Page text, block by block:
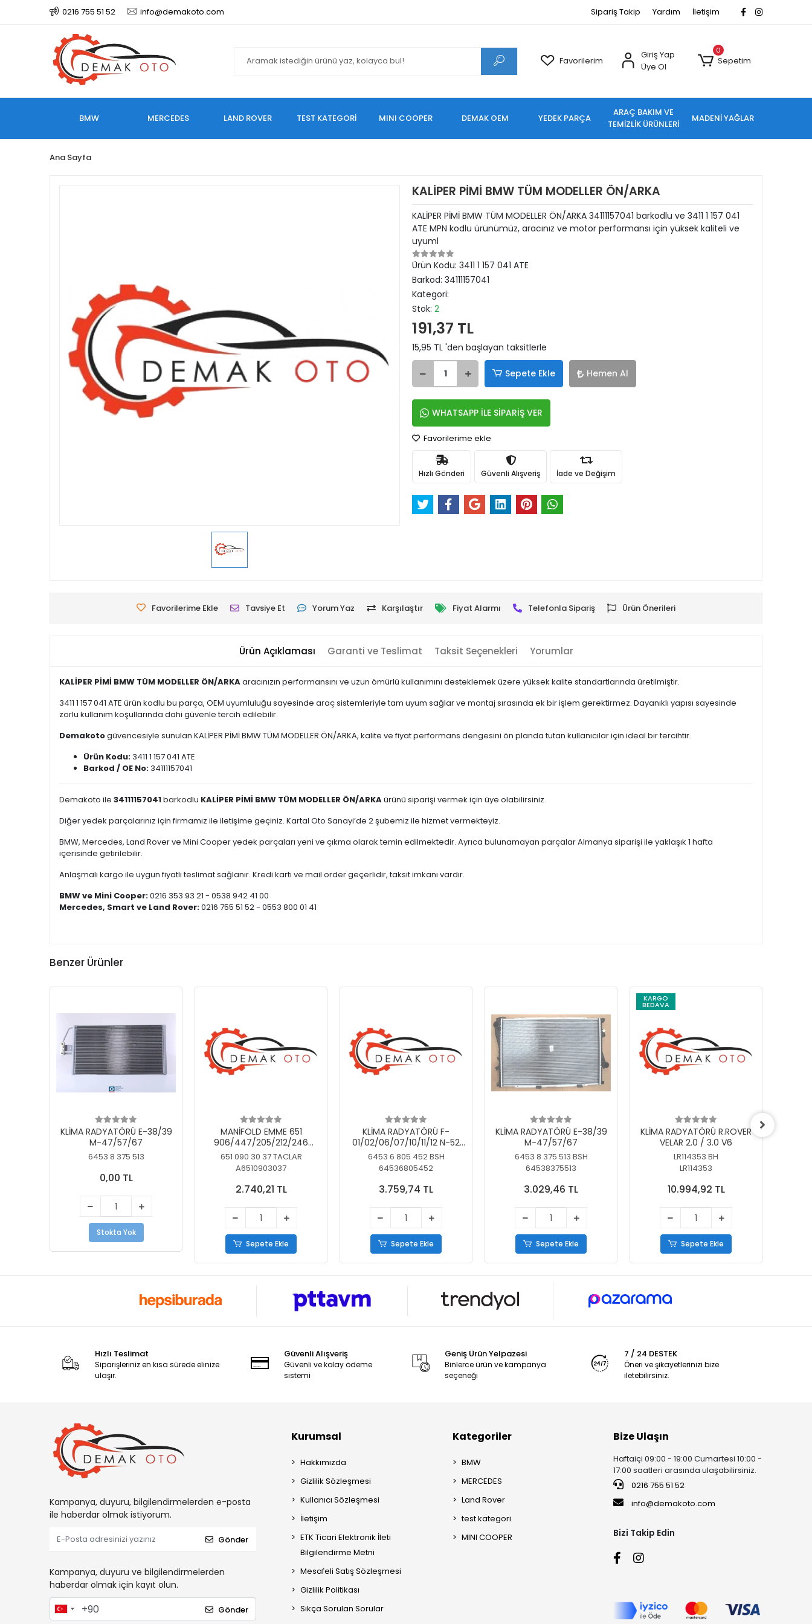
0216 755 51 52 info@demakoto.com Sipariş Takip Yardım İletişim
Favorilerim
Giriş Yap
Üye Ol
0
Sepetim
BMW MERCEDES LAND ROVER TEST KATEGORİ MINI COOPER DEMAK OEM YEDEK PARÇA
ARAÇ BAKIM VE
TEMİZLİK ÜRÜNLERİ
MADENİ YAĞLAR
Ana Sayfa
KALİPER PİMİ BMW TÜM MODELLER ÖN/ARKA
KALİPER PİMİ BMW TÜM MODELLER ÖN/ARKA 34111157041 barkodlu ve 3411 1 157 041
ATE MPN kodlu ürünümüz, aracınız ve motor performansı için yüksek kaliteli ve
uyuml
Ürün Kodu: 3411 1 157 041 ATE
Barkod: 34111157041
Kategori:
Stok: 2
191,37 TL
15,95 TL 'den başlayan taksitlerle
Sepete Ekle Hemen Al
WHATSAPP İLE SİPARİŞ VER
Favorilerime ekle
Hızlı Gönderi Güvenli Alışveriş İade ve Değişim
Favorilerime Ekle Tavsiye Et Yorum Yaz Karşılaştır Fiyat Alarmı Telefonla Sipariş Ürün Önerileri
Ürün Açıklaması Garanti ve Teslimat Taksit Seçenekleri Yorumlar
KALİPER PİMİ BMW TÜM MODELLER ÖN/ARKAaracınızın performansını ve uzun ömürlü kullanımını desteklemek üzere yüksek kalite standartlarında üretilmiştir.
3411 1 157 041 ATE ürün kodlu bu parça, OEM uyumluluğu sayesinde araç sistemleriyle tam uyum sağlar ve montaj sırasında ek bir işlem gerektirmez. Dayanıklı yapısı sayesinde
zorlu kullanım koşullarında dahi güvenle tercih edilebilir.
Demakotogüvencesiyle sunulan KALİPER PİMİ BMW TÜM MODELLER ÖN/ARKA, kalite ve fiyat performans dengesini ön planda tutan kullanıcılar için ideal bir tercihtir.
Ürün Kodu:3411 1 157 041 ATE
Barkod / OE No:34111157041
Demakoto ile 34111157041barkodlu KALİPER PİMİ BMW TÜM MODELLER ÖN/ARKAürünü siparişi vermek için üye olabilirsiniz.
Diğer yedek parçalarınız için firmamız ile iletişime geçiniz. Kartal Oto Sanayi’de 2 şubemiz ile hizmet vermekteyiz.
BMW, Mercedes, Land Rover ve Mini Cooper yedek parçaları yeni ve çıkma olarak temin edilmektedir. Ayrıca bulunamayan parçalar Almanya siparişi ile yaklaşık 1 hafta
içerisinde getirilebilir.
Anlaşmalı kargo ile uygun fiyatlı teslimat sağlanır. Kredi kartı ve mail order geçerlidir, taksit imkanı vardır.
BMW ve Mini Cooper:0216 353 93 21 - 0538 942 41 00
Mercedes, Smart ve Land Rover:0216 755 51 52 - 0553 800 01 41
Benzer Ürünler
KLİMA RADYATÖRÜ E-38/39
M-47/57/67
6453 8 375 513
0,00 TL
Stokta Yok
MANİFOLD EMME 651
906/447/205/212/246
KELEBEKSİZ
651 090 30 37 TACLAR
A6510903037
2.740,21 TL
Sepete Ekle
KLİMA RADYATÖRÜ F-
01/02/06/07/10/11/12 N-52
N/N-53/57/63
6453 6 805 452 BSH
64536805452
3.759,74 TL
Sepete Ekle
KLİMA RADYATÖRÜ E-38/39
M-47/57/67
6453 8 375 513 BSH
64538375513
3.029,46 TL
Sepete Ekle
KARGO
BEDAVA
KLİMA RADYATÖRÜ R.ROVER
VELAR 2.0 / 3.0 V6
LR114353 BH
LR114353
10.994,92 TL
Sepete Ekle
Hızlı Teslimat
Siparişleriniz en kısa sürede elinize
ulaşır.
Güvenli Alışveriş
Güvenli ve kolay ödeme
sistemi
Geniş Ürün Yelpazesi
Binlerce ürün ve kampanya
seçeneği
7 / 24 DESTEK
Öneri ve şikayetlerinizi bize
iletebilirsiniz.
Kampanya, duyuru, bilgilendirmelerden e-posta
ile haberdar olmak istiyorum.
Gönder
Kampanya, duyuru ve bilgilendirmelerden
haberdar olmak için kayıt olun.
Gönder
Kurumsal
Hakkımızda
Gizlilik Sözleşmesi
Kullanıcı Sözleşmesi
İletişim
ETK Ticari Elektronik İleti
Bilgilendirme Metni
Mesafeli Satış Sözleşmesi
Gizlilik Politikası
Sıkça Sorulan Sorular
Kategoriler
BMW
MERCEDES
Land Rover
test kategori
MINI COOPER
Bize Ulaşın
Haftaiçi 09:00 - 19:00 Cumartesi 10:00 -
17:00 saatleri arasında ulaşabilirsiniz.
0216 755 51 52
info@demakoto.com
Bizi Takip Edin